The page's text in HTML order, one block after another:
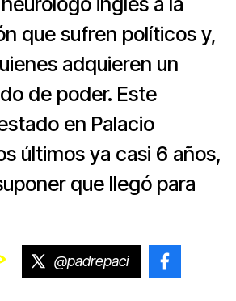
que sufren políticos y,
adquieren un
de poder. Este
en Palacio
últimos ya casi 6 años,
que llegó para
@padrepaci